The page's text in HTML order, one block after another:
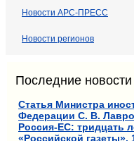
Новости АРС-ПРЕСС
Новости регионов
Последние новости
Статья Министра
Федерации С. В.
Россия-ЕС: тридцать
«Российской газеты»,